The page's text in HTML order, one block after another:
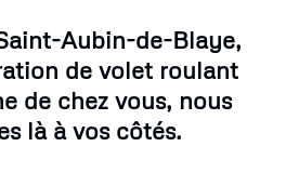
Aubin-de-Blaye,
de volet roulant
de chez vous, nous
là à vos côtés.